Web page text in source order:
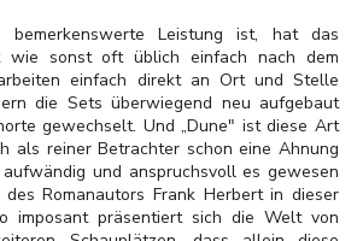
bemerkenswerte Leistung ist, hat das
wie sonst oft üblich einfach nach dem
einfach direkt an Ort und Stelle
die Sets überwiegend neu aufgebaut
gewechselt. Und „Dune" ist diese Art
als reiner Betrachter schon eine Ahnung
und anspruchsvoll es gewesen
Romanautors Frank Herbert in dieser
imposant präsentiert sich die Welt von